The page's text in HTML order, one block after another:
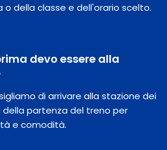
della classe e dell'orario scelto.
devo essere alla
di arrivare alla stazione dei
della partenza del treno per
e comodità.